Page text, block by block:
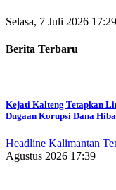
Selasa, 7 Juli 2026 17:29
Berita Terbaru
Kejati Kalteng Tetapkan
Dugaan Korupsi Dana
Headline Kalimantan
Agustus 2026 17:39